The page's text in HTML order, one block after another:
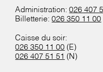
Administration:026 407
Billetterie:026 350 11 00
Caisse du soir:
026 350 11 00 (E)
026 407 51 51 (N)